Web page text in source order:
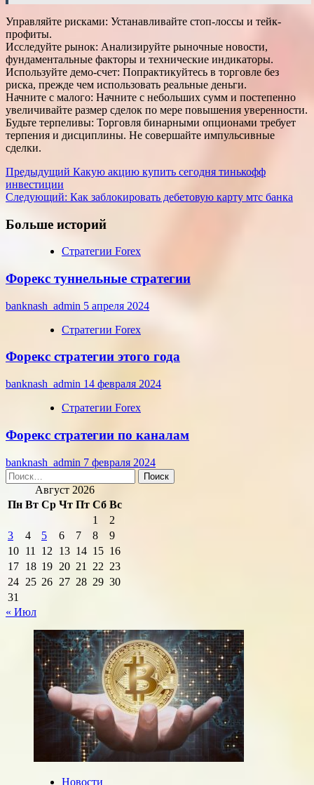
Управляйте рисками: Устанавливайте стоп-лоссы и тейк-
профиты.
Исследуйте рынок: Анализируйте рыночные новости,
фундаментальные факторы и технические индикаторы.
Используйте демо-счет: Попрактикуйтесь в торговле без
риска, прежде чем использовать реальные деньги.
Начните с малого: Начните с небольших сумм и постепенно
увеличивайте размер сделок по мере повышения уверенности.
Будьте терпеливы: Торговля бинарными опционами требует
терпения и дисциплины. Не совершайте импульсивные
сделки.
Навигация
записи
Предыдущий Какую акцию купить сегодня тинькофф
инвестиции
Следующий: Как заблокировать дебетовую карту мтс банка
Больше историй
Стратегии Forex
Форекс туннельные стратегии
banknash_admin 5 апреля 2024
Стратегии Forex
Форекс стратегии этого года
banknash_admin 14 февраля 2024
Стратегии Forex
Форекс стратегии по каналам
banknash_admin 7 февраля 2024
Найти:
Август 2026
Пн Вт Ср Чт Пт Сб Вс
1
2
3
4 5 6 7 8
9
10 11 12 13 14 15 16
17 18 19 20 21 22 23
24 25 26 27 28 29 30
31
« Июл
Новости